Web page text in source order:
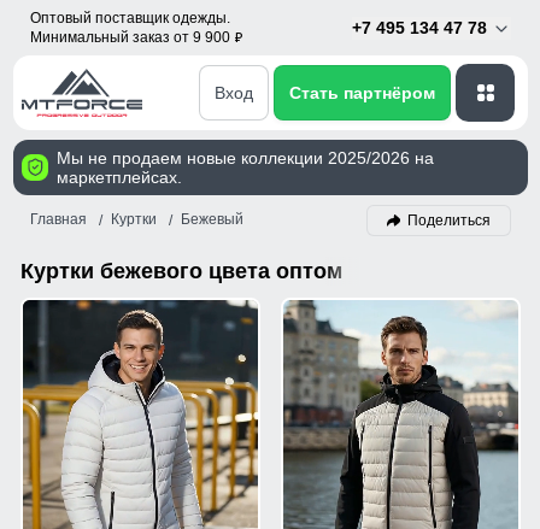
Оптовый поставщик одежды.
Минимальный заказ от 9 900 p
+7 495 134 47 78
Вход Стать партнёром
Мы не продаем новые коллекции 2025/2026 на
маркетплейсах.
Главная Куртки Бежевый Поделиться
Куртки бежевого цвета оптом